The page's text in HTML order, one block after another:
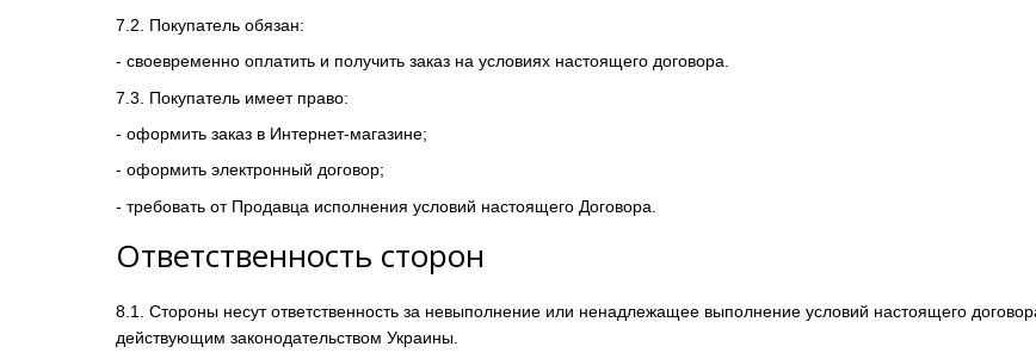
7.2. Покупатель обязан:
- своевременно оплатить и получить заказ на условиях настоящего договора.
7.3. Покупатель имеет право:
- оформить заказ в Интернет-магазине;
- оформить электронный договор;
- требовать от Продавца исполнения условий настоящего Договора.
Ответственность сторон
8.1. Стороны несут ответственность за невыполнение или ненадлежащее выполнение условий настоящего
действующим законодательством Украины.